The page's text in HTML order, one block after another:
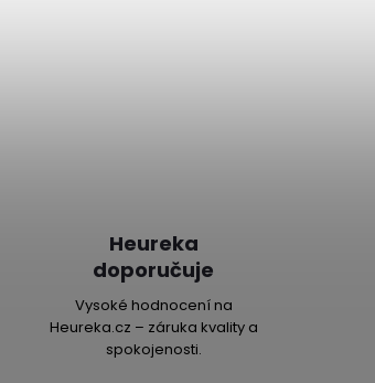
Heureka
doporučuje
Vysoké hodnocení na
Heureka.cz – záruka kvality a
spokojenosti.